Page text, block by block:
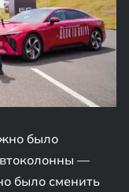
было
—
было сменить